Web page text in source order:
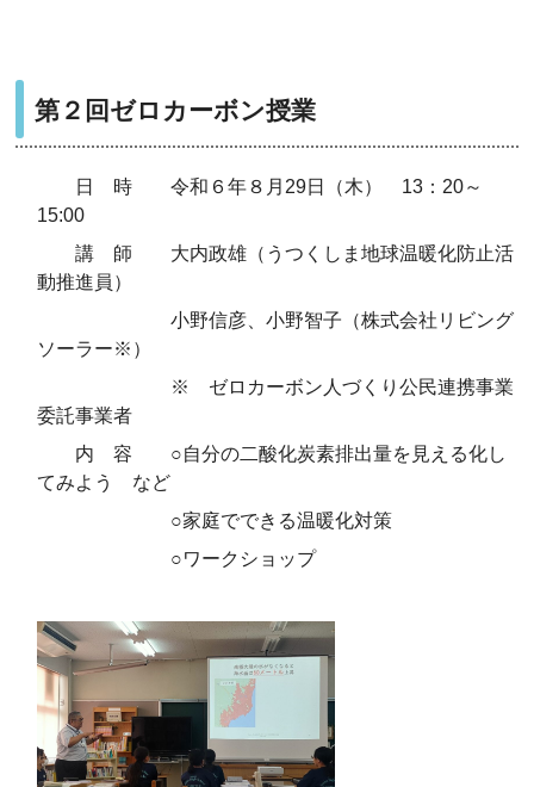
第２回ゼロカーボン授業
日 時 令和６年８月29日（木） 13：20～
15:00
講 師 大内政雄（うつくしま地球温暖化防止活
動推進員）
小野信彦、小野智子（株式会社リビング
ソーラー※）
※ ゼロカーボン人づくり公民連携事業
委託事業者
内 容 ○自分の二酸化炭素排出量を見える化し
てみよう など
○家庭でできる温暖化対策
○ワークショップ